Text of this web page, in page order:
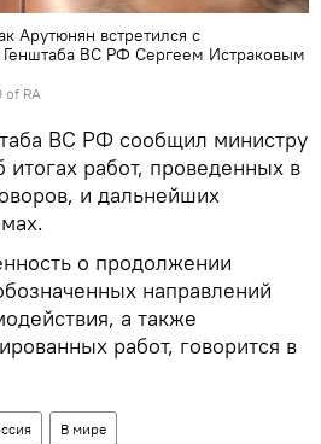
Арутюнян встретился с
Генштаба ВС РФ Сергеем Истраковым
of RA
ВС РФ сообщил министру
работ, проведенных в
и дальнейших
о продолжении
направлений
а также
работ, говорится в
В мире